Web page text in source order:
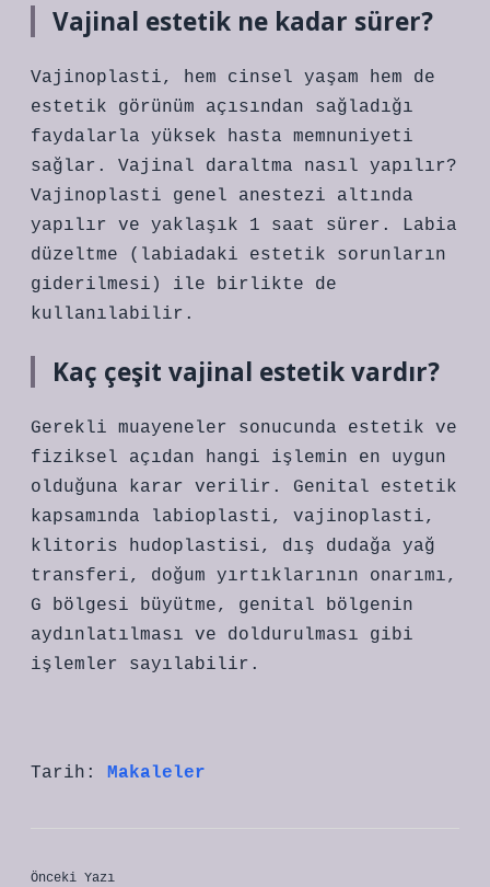
Vajinal estetik ne kadar sürer?
Vajinoplasti, hem cinsel yaşam hem de
estetik görünüm açısından sağladığı
faydalarla yüksek hasta memnuniyeti
sağlar. Vajinal daraltma nasıl yapılır?
Vajinoplasti genel anestezi altında
yapılır ve yaklaşık 1 saat sürer. Labia
düzeltme (labiadaki estetik sorunların
giderilmesi) ile birlikte de
kullanılabilir.
Kaç çeşit vajinal estetik vardır?
Gerekli muayeneler sonucunda estetik ve
fiziksel açıdan hangi işlemin en uygun
olduğuna karar verilir. Genital estetik
kapsamında labioplasti, vajinoplasti,
klitoris hudoplastisi, dış dudağa yağ
transferi, doğum yırtıklarının onarımı,
G bölgesi büyütme, genital bölgenin
aydınlatılması ve doldurulması gibi
işlemler sayılabilir.
Tarih: Makaleler
Önceki Yazı